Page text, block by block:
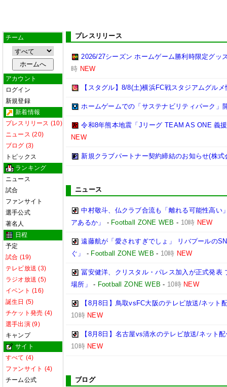
チーム
アカウント
ログイン
新規登録
新着情報
プレスリリース (10)
ニュース (20)
ブログ (3)
トピックス
ランキング
ニュース
試合
ファンサイト
選手公式
著名人
日程
予定
試合 (19)
テレビ放送 (3)
ラジオ放送 (5)
イベント (16)
誕生日 (5)
チケット発売 (4)
選手出演 (9)
キャンプ
サイト
すべて (4)
ファンサイト (4)
チーム公式
プレスリリース
2026/27シーズン ホームゲーム勝利時限定グッ
時 NEW
【スタグル】8/8(土)横浜FC戦スタジアムグルメ
ホームゲームでの「サステナビリティパーク」
令和8年熊本地震「Jリーグ TEAM AS ONE 義
NEW
新規クラブパートナー契約締結のお知らせ(株式
ニュース
中村敬斗、仏クラブ合流も「離れる可能性高
アあるか」
- Football ZONE WEB - 10時 NEW
遠藤航が「愛されすぎでしょ」 リバプールの
ぐ」
- Football ZONE WEB - 10時 NEW
冨安健洋、クリスタル・パレス加入が正式発表
場所」
- Football ZONE WEB - 10時 NEW
【8月8日】鳥取vsFC大阪のテレビ放送/ネット
10時 NEW
【8月8日】名古屋vs清水のテレビ放送/ネット
10時 NEW
ブログ